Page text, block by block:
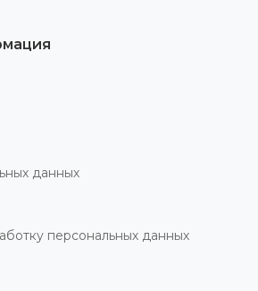
данных
персональных данных